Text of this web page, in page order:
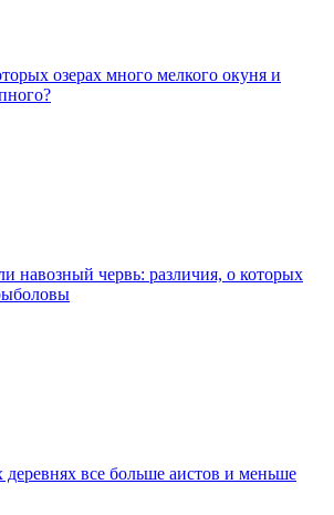
озерах много мелкого окуня и
навозный червь: различия, о которых
деревнях все больше аистов и меньше